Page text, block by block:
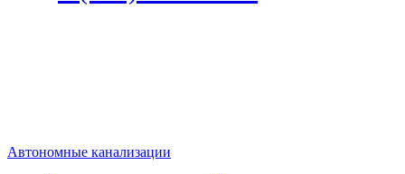
Автономные канализации